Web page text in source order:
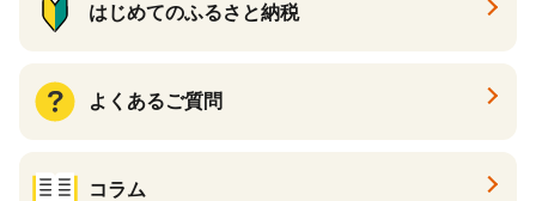
はじめてのふるさと納税
よくあるご質問
コラム